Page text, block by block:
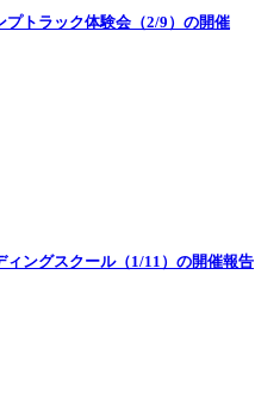
プトラック体験会（2/9）の開催
ィングスクール（1/11）の開催報告